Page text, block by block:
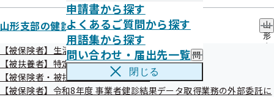
申請書から探す
よくあるご質問から探す
用語集から探す
問い合わせ・届出先一覧 問
い
わ
閉じる
山形支部の健診・保健指導のご案内
山
形
診
【被保険者】生活習慣病予防健診等のご案内
【被扶養者】特定健康診査
【被保険者・被扶養者】特定保健指導
【被保険者】令和8年度 事業者健診結果データ取得業務の外部委託に
バックナンバー臨時号（7.7.30）
令和07年08月25日